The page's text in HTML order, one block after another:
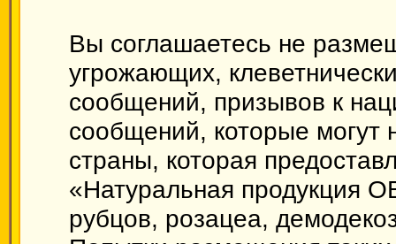
Вы соглашаетесь не
угрожающих,
сообщений, призывов к
сообщений, которые
страны, которая
«Натуральная продукция
рубцов, розацеа,